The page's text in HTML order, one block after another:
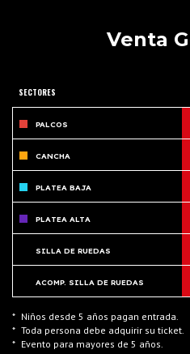
Venta
SECTORES
PALCOS
CANCHA
PLATEA BAJA
PLATEA ALTA
SILLA DE RUEDAS
ACOMP. SILLA DE RUEDAS
* Niños desde 5 años pagan entrada.
* Toda persona debe adquirir su ticket.
* Evento para mayores de 5 años.